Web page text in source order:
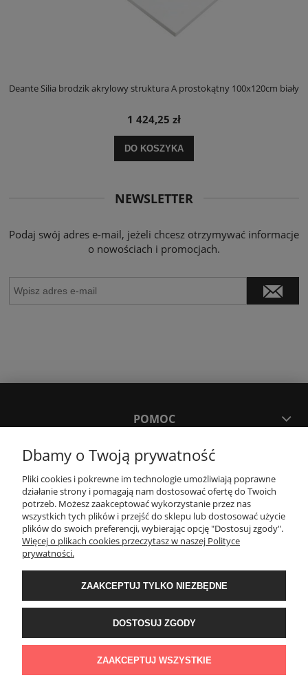
Deante Silia brodzik akrylowy struktura A prostokątny 100x120cm biały
1 424,25 zł
DO KOSZYKA
NEWSLETTER
Podaj swój adres e-mail, jeżeli chcesz otrzymywać informacje
o nowościach i promocjach.
POMOC
MOJE KONTO
PŁATNOŚCI I DOSTAWA
KONTAKT
Wyposażenie łazienek Łazienki.eco | Pawła 23, 41-708 Ruda Śląska | E-mail:
sklep@lazienki.eco | Tel.: 600 012 164 lub 600 012 159 | TGS Przemysław
Stoń | NIP: 6312213594 | REGON: 276403698
Dbamy o Twoją prywatność
Pliki cookies i pokrewne im technologie umożliwiają poprawne
działanie strony i pomagają nam dostosować ofertę do Twoich
potrzeb. Możesz zaakceptować wykorzystanie przez nas
wszystkich tych plików i przejść do sklepu lub dostosować użycie
plików do swoich preferencji, wybierając opcję "Dostosuj zgody".
Więcej o plikach cookies przeczytasz w naszej Polityce
prywatności.
ZAAKCEPTUJ TYLKO NIEZBĘDNE
DOSTOSUJ ZGODY
ZAAKCEPTUJ WSZYSTKIE